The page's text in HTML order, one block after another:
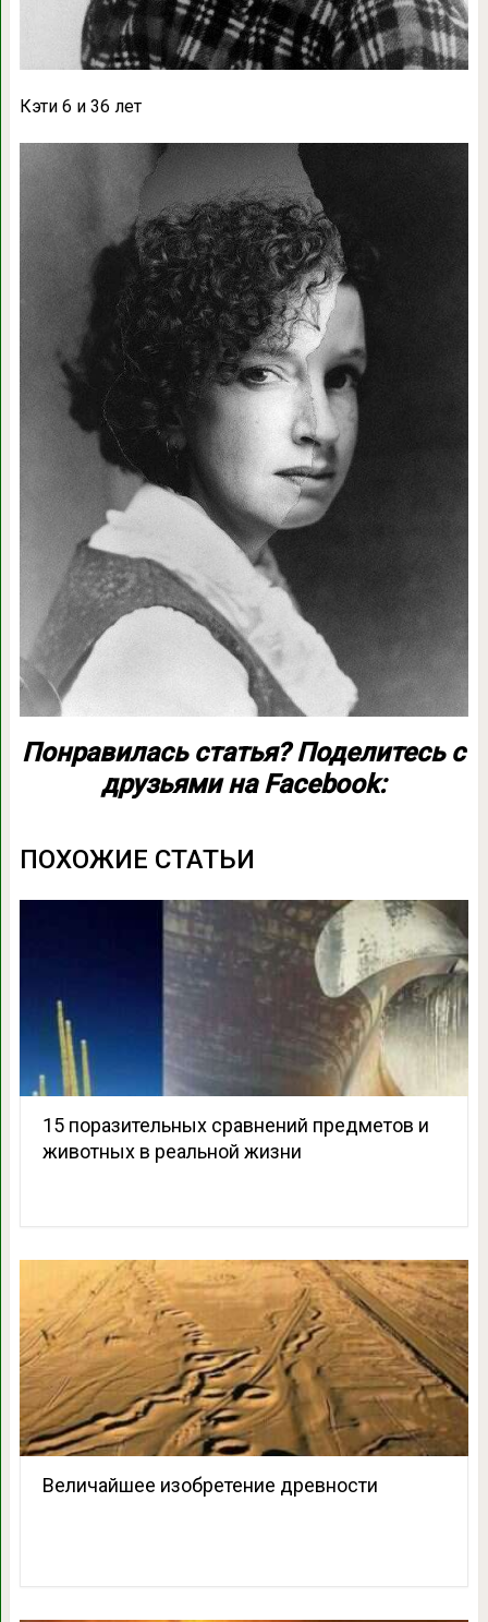
Кэти 6 и 36 лет
Понравилась статья? Поделитесь с
друзьями на Facebook:
ПОХОЖИЕ СТАТЬИ
15 поразительных сравнений предметов и
животных в реальной жизни
Величайшее изобретение древности